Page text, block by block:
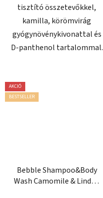
tisztító összetevőkkel,
kamilla, körömvirág
gyógynövénykivonattal és
D-panthenol tartalommal.
AKCIÓ
BESTSELLER
Bebble Shampoo&Body
Wash Camomile & Linden